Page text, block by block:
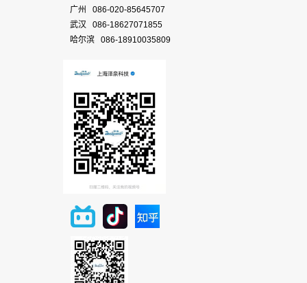
广州 086-020-85645707
武汉 086-18627071855
哈尔滨 086-18910035809